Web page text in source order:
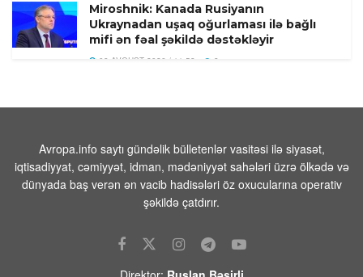
Miroshnik: Kanada Rusiyanın
Ukraynadan uşaq oğurlaması ilə bağlı
mifi ən fəal şəkildə dəstəkləyir
08 AVQUST 2026 / 11:58 8
maddə ələ keçirilib
Tehranın buna münasibət bildirmə və
lazım gələrsə, üzr də istəməılidir
08 AVQUST 2026 / 11:19 5
düşdü
Avropa.info saytı gündəlik bülletenlər vasitəsi ilə siyasət,
iqtisadiyyat, cəmiyyət, idman, mədəniyyət sahələri üzrə ölkədə və
dünyada baş verən ən vacib hadisələri öz oxucularına operativ
şəkildə çatdırır.